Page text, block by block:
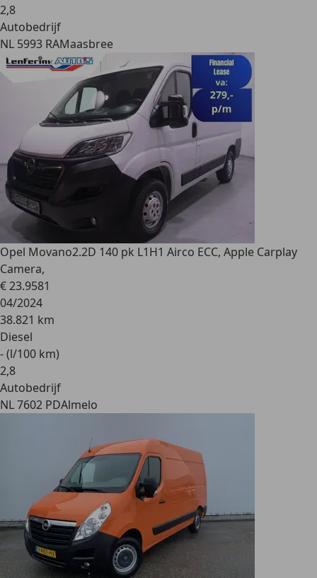
2,8
Autobedrijf
NL 5993 RAMaasbree
Opel Movano2.2D 140 pk L1H1 Airco ECC, Apple Carplay
Camera,
€ 23.9581
04/2024
38.821 km
Diesel
- (l/100 km)
2,8
Autobedrijf
NL 7602 PDAlmelo